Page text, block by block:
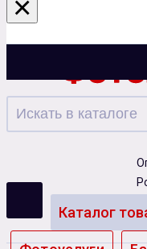
Ижевск
Каталог
×